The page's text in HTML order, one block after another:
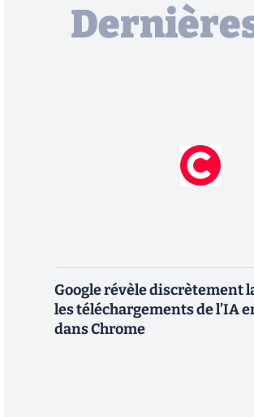
Google révèle discrètement
les téléchargements de l’IA
dans Chrome